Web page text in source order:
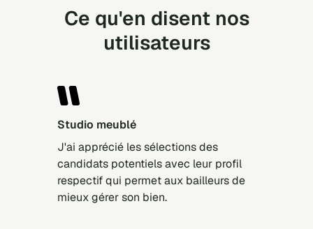
Ce qu'en disent nos
utilisateurs
Studio meublé
J'ai apprécié les sélections des
candidats potentiels avec leur profil
respectif qui permet aux bailleurs de
mieux gérer son bien.